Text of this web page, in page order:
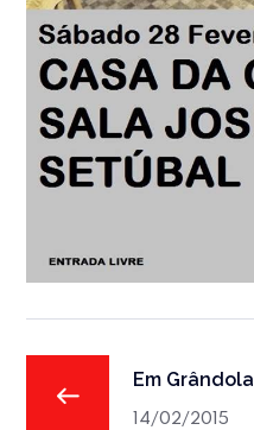
Em Grândola
14/02/2015